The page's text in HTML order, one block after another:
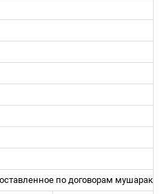
по договорам мушарака,